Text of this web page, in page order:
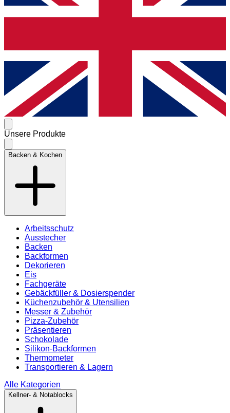
Unsere Produkte
Backen & Kochen
Arbeitsschutz
Ausstecher
Backen
Backformen
Dekorieren
Eis
Fachgeräte
Gebäckfüller & Dosierspender
Küchenzubehör & Utensilien
Messer & Zubehör
Pizza-Zubehör
Präsentieren
Schokolade
Silikon-Backformen
Thermometer
Transportieren & Lagern
Alle Kategorien
Kellner- & Notablocks